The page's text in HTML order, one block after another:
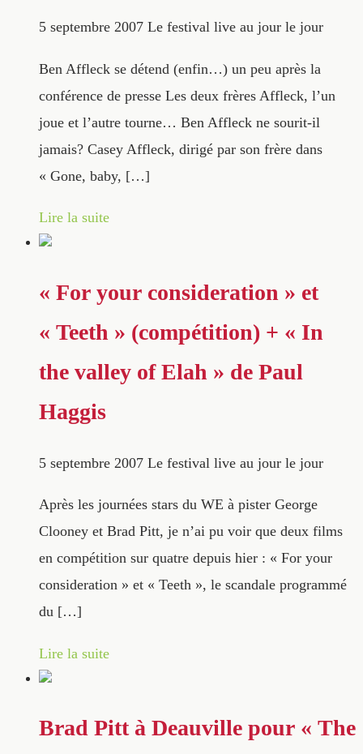
5 septembre 2007 Le festival live au jour le jour
Ben Affleck se détend (enfin…) un peu après la
conférence de presse Les deux frères Affleck, l’un
joue et l’autre tourne… Ben Affleck ne sourit-il
jamais? Casey Affleck, dirigé par son frère dans
« Gone, baby, […]
Lire la suite
« For your consideration » et
« Teeth » (compétition) + « In
the valley of Elah » de Paul
Haggis
5 septembre 2007 Le festival live au jour le jour
Après les journées stars du WE à pister George
Clooney et Brad Pitt, je n’ai pu voir que deux films
en compétition sur quatre depuis hier : « For your
consideration » et « Teeth », le scandale programmé
du […]
Lire la suite
Brad Pitt à Deauville pour « The